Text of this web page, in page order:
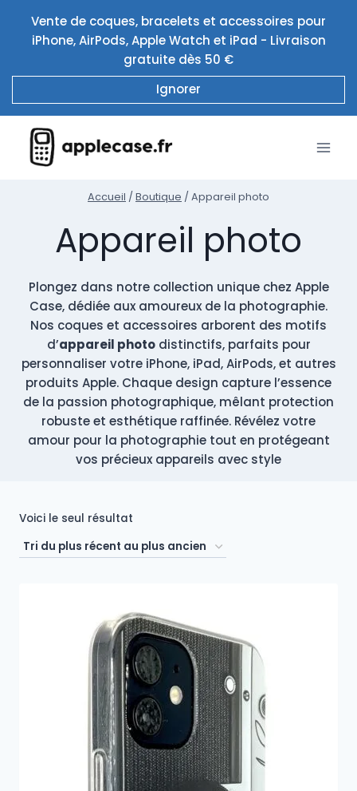
contenu
Vente de coques, bracelets et accessoires pour
iPhone, AirPods, Apple Watch et iPad - Livraison
gratuite dès 50 €
Ignorer
Accueil / Boutique / Appareil photo
Appareil photo
Plongez dans notre collection unique chez Apple
Case, dédiée aux amoureux de la photographie.
Nos coques et accessoires arborent des motifs
d’appareil photodistinctifs, parfaits pour
personnaliser votre iPhone, iPad, AirPods, et autres
produits Apple. Chaque design capture l’essence
de la passion photographique, mêlant protection
robuste et esthétique raffinée. Révélez votre
amour pour la photographie tout en protégeant
vos précieux appareils avec style
Voici le seul résultat